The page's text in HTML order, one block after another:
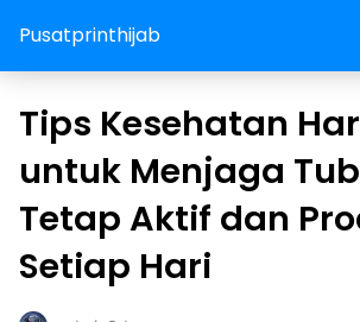
Pusatprinthijab
Tips Kesehatan
untuk Menjaga
Tetap Aktif dan
Setiap Hari